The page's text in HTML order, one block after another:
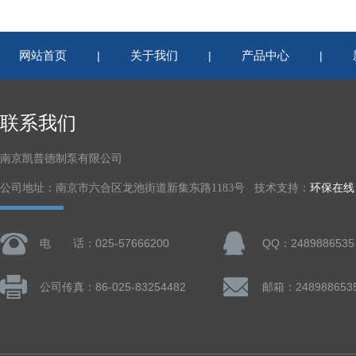
网站首页 | 关于我们 | 产品中心 |
联系我们
南京凯普德制泵有限公司
公司地址：南京市六合区龙池街道新集东路1183号 技术支持： 环保在线
电 话：025-57666200 QQ：2489886535
公司传真：86-025-83254482 邮箱：